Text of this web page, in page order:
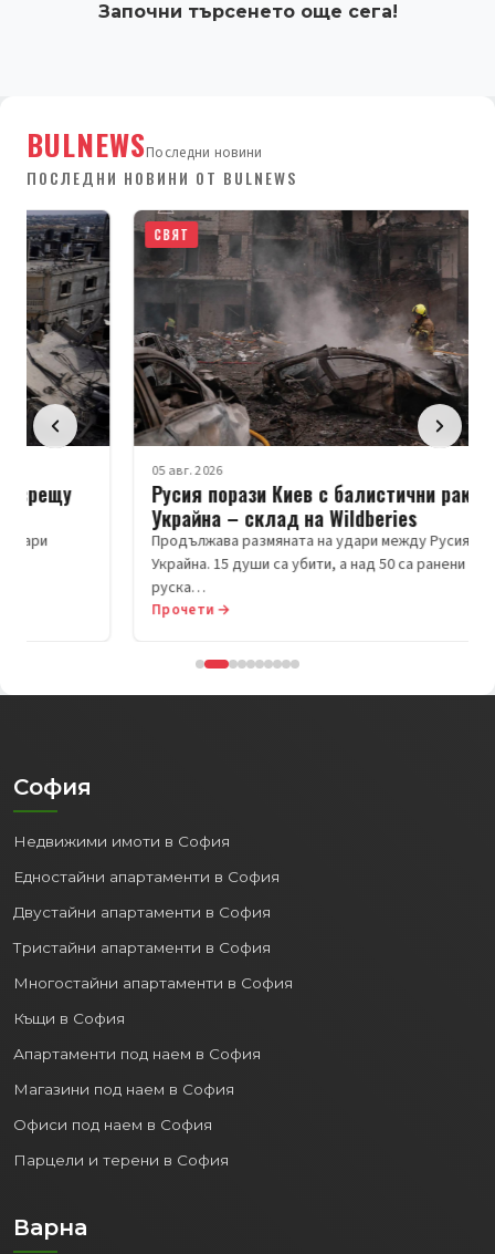
Започни търсенето още сега!
BULNEWSПоследни новини
ПОСЛЕДНИ НОВИНИ ОТ BULNEWS
СВЯТ
Русия порази Киев с балистични ракети;
Украйна – склад на Wildberies
Продължава размяната на удари между Русия и
Украйна. 15 души са убити, а над 50 са ранени при нова
София
Недвижими имоти в София
Едностайни апартаменти в София
Двустайни апартаменти в София
Тристайни апартаменти в София
Многостайни апартаменти в София
Къщи в София
Апартаменти под наем в София
Магазини под наем в София
Офиси под наем в София
Парцели и терени в София
Варна